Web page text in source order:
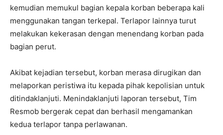
kemudian memukul bagian kepala korban beberapa kali
menggunakan tangan terkepal. Terlapor lainnya turut
melakukan kekerasan dengan menendang korban pada
bagian perut.
Akibat kejadian tersebut, korban merasa dirugikan dan
melaporkan peristiwa itu kepada pihak kepolisian untuk
ditindaklanjuti. Menindaklanjuti laporan tersebut, Tim
Resmob bergerak cepat dan berhasil mengamankan
kedua terlapor tanpa perlawanan.